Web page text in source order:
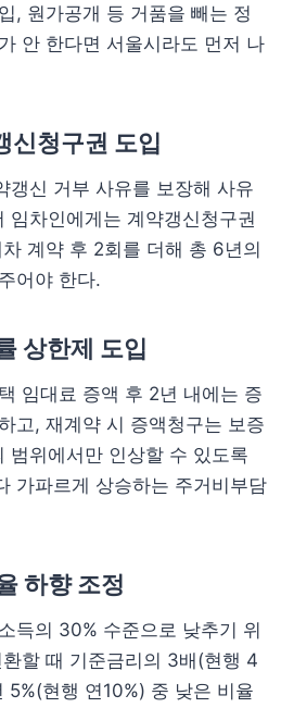
, 원가공개 등 거품을 빼는 정
안 한다면 서울시라도 먼저 나
신청구권 도입
갱신 거부 사유를 보장해 사유
임차인에게는 계약갱신청구권
계약 후 2회를 더해 총 6년의
어야 한다.
상한제 도입
임대료 증액 후 2년 내에는 증
고, 재계약 시 증액청구는 보증
범위에서만 인상할 수 있도록
가파르게 상승하는 주거비부담
하향 조정
득의 30% 수준으로 낮추기 위
할 때 기준금리의 3배(현행 4
5%(현행 연10%) 중 낮은 비율